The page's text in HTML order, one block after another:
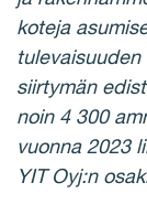
koteja
siirtymän
noin 4 300
vuonna 2023
YIT Oyj:n